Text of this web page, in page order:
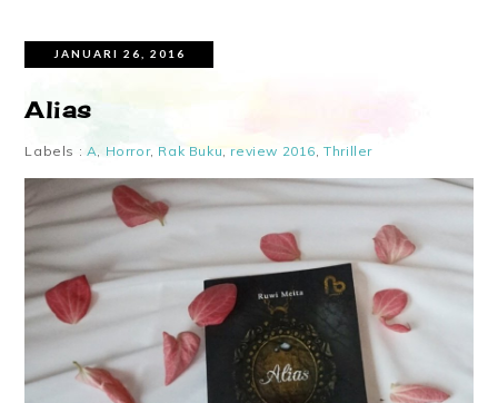
JANUARI 26, 2016
Alias
Labels : A, Horror, Rak Buku,review 2016,Thriller